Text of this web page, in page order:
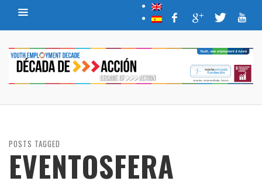
POSTS TAGGED
EVENTOSFERA